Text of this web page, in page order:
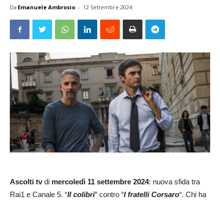
Da Emanuele Ambrosio - 12 Settembre 2024
Ascolti tvdi mercoledì 11 settembre 2024: nuova sfida tra
Rai1 e Canale 5. “Il colibrì” contro “I fratelli Corsaro“. Chi ha